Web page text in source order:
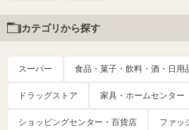
カテゴリから探す
スーパー 食品・菓子・飲料・酒・日用
ドラッグストア 家具・ホームセンター
ショッピングセンター・百貨店 ファッ